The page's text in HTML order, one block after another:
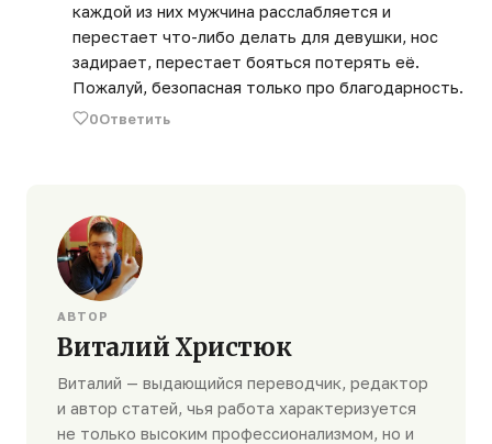
каждой из них мужчина расслабляется и
перестает что-либо делать для девушки, нос
задирает, перестает бояться потерять её.
Пожалуй, безопасная только про благодарность.
0Ответить
АВТОР
Виталий Христюк
Виталий — выдающийся переводчик, редактор
и автор статей, чья работа характеризуется
не только высоким профессионализмом, но и